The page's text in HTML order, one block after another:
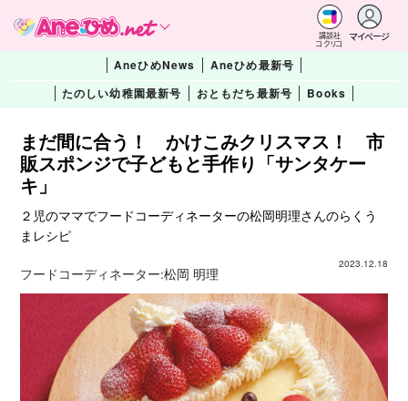
講談社
コクリコ
マイページ
AneひめNews
Aneひめ最新号
たのしい幼稚園最新号
おともだち最新号 Books
まだ間に合う！ かけこみクリスマス！ 市
販スポンジで子どもと手作り「サンタケー
キ」
２児のママでフードコーディネーターの松岡明理さんのらくう
まレシピ
2023.12.18
フードコーディネーター:松岡 明理